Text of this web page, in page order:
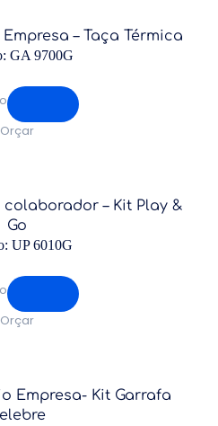
– Taça Térmica
GA 9700G
Orçar
– Kit Play &
Go
UP 6010G
Orçar
Empresa- Kit Garrafa